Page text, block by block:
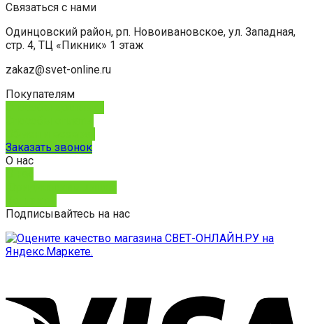
Связаться с нами
Одинцовский район, рп. Новоивановское, ул. Западная,
стр. 4, ТЦ «Пикник» 1 этаж
zakaz@svet-online.ru
Покупателям
Заказать звонок
О нас
Подписывайтесь на нас